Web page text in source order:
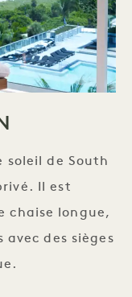
soleil de South
Il est
chaise longue,
des sièges